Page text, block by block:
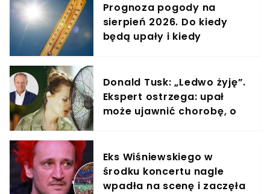
Prognoza pogody na
sierpień 2026. Do kiedy
będą upały i kiedy
Donald Tusk: „Ledwo żyję”.
Ekspert ostrzega: upał
może ujawnić chorobę, o
Eks Wiśniewskiego w
środku koncertu nagle
wpadła na scenę i zaczęła